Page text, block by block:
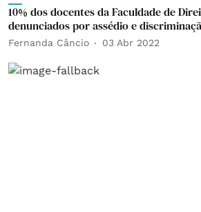
10% dos docentes da Faculdade de
denunciados por assédio e
Fernanda Câncio 03 Abr 2022